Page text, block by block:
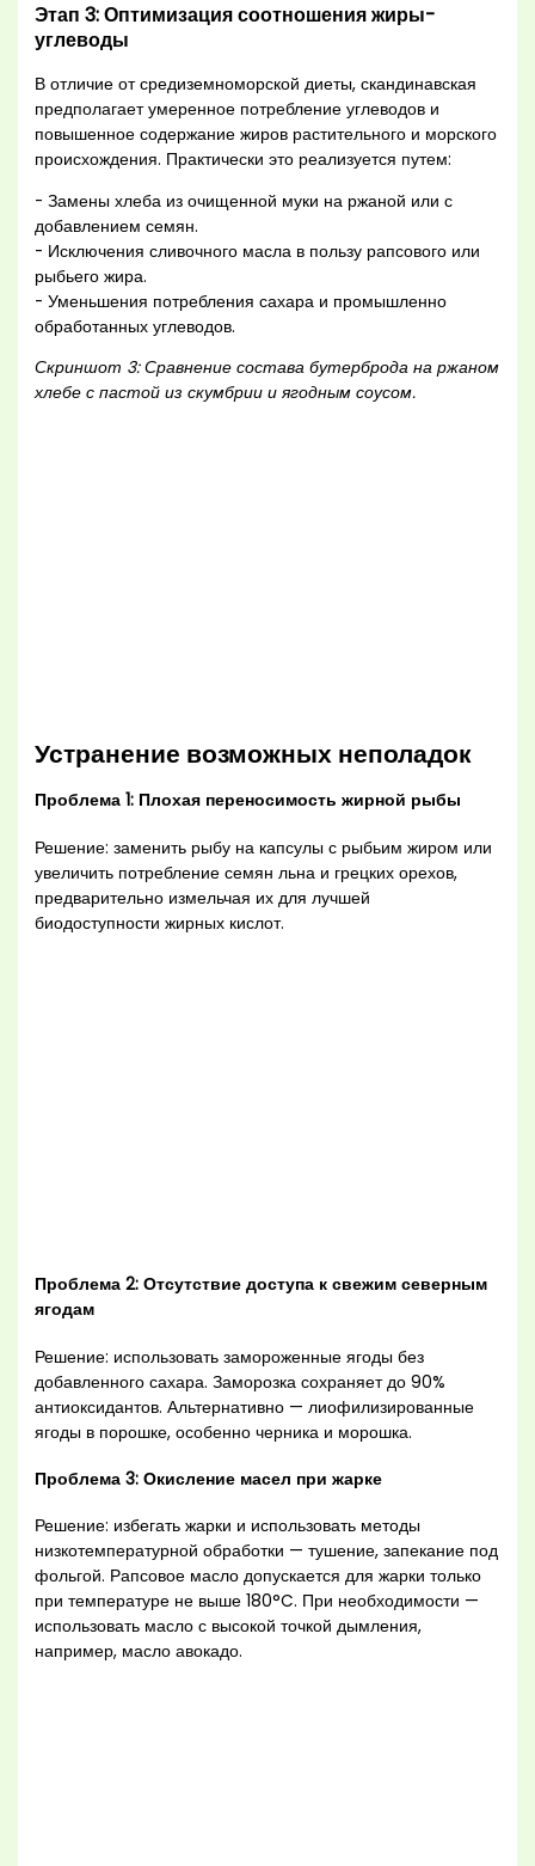
Этап 3: Оптимизация соотношения жиры-
углеводы
В отличие от средиземноморской диеты, скандинавская
предполагает умеренное потребление углеводов и
повышенное содержание жиров растительного и морского
происхождения. Практически это реализуется путем:
- Замены хлеба из очищенной муки на ржаной или с
добавлением семян.
- Исключения сливочного масла в пользу рапсового или
рыбьего жира.
- Уменьшения потребления сахара и промышленно
обработанных углеводов.
Скриншот 3: Сравнение состава бутерброда на ржаном
хлебе с пастой из скумбрии и ягодным соусом.
Устранение возможных неполадок
Проблема 1: Плохая переносимость жирной рыбы
Решение: заменить рыбу на капсулы с рыбьим жиром или
увеличить потребление семян льна и грецких орехов,
предварительно измельчая их для лучшей
биодоступности жирных кислот.
Проблема 2: Отсутствие доступа к свежим северным
ягодам
Решение: использовать замороженные ягоды без
добавленного сахара. Заморозка сохраняет до 90%
антиоксидантов. Альтернативно — лиофилизированные
ягоды в порошке, особенно черника и морошка.
Проблема 3: Окисление масел при жарке
Решение: избегать жарки и использовать методы
низкотемпературной обработки — тушение, запекание под
фольгой. Рапсовое масло допускается для жарки только
при температуре не выше 180°C. При необходимости —
использовать масло с высокой точкой дымления,
например, масло авокадо.